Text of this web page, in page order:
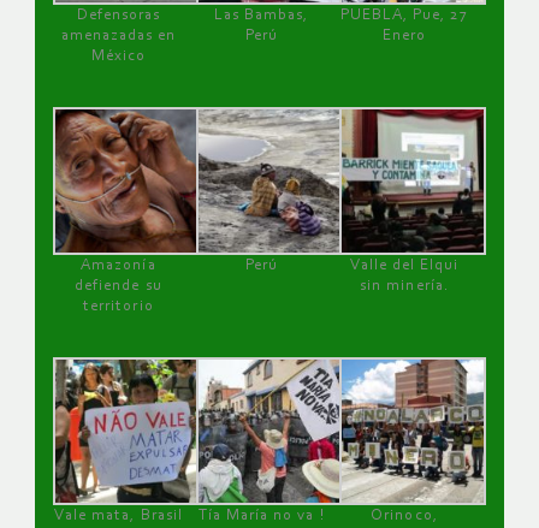
Defensoras
amenazadas en
México
Las Bambas,
Perú
PUEBLA, Pue, 27
Enero
Amazonía
defiende su
territorio
Perú
Valle del Elqui
sin minería.
Vale mata, Brasil
Tía María no va !
Orinoco,